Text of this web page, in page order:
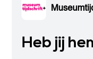
Heb jij